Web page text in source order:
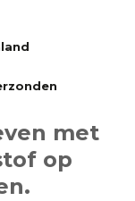
met
op